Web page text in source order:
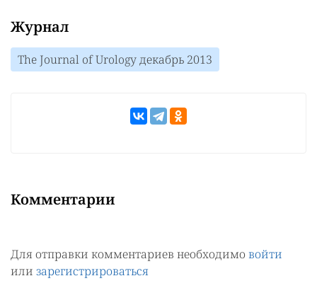
Журнал
The Journal of Urology декабрь 2013
Комментарии
Для отправки комментариев необходимо войти
или зарегистрироваться